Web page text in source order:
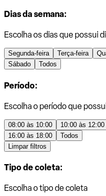
Dias da semana:
Escolha os dias que possui
Segunda-feira Terça-feira
Sábado
Todos
Período:
Escolha o período que
08:00 às 10:00 10:00 às 12:00
16:00 às 18:00
Todos
Limpar filtros
Tipo de coleta:
Escolha o tipo de coleta